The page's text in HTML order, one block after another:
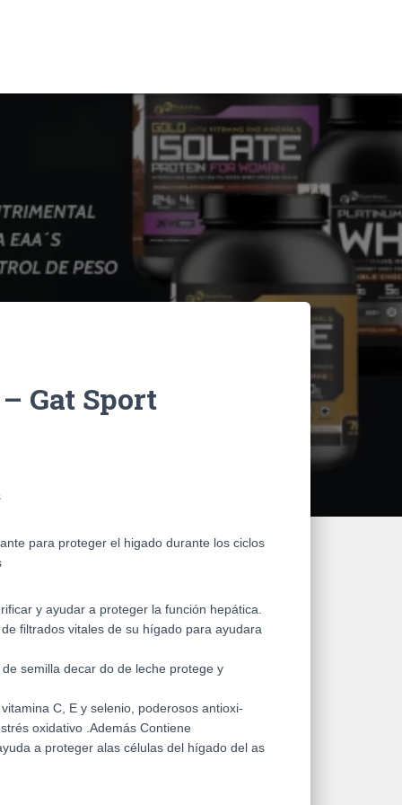
Gat Sport
para proteger el higado durante los ciclos
y ayudar a proteger la función hepática.
filtrados vitales de su hígado para ayudara
semilla decar do de leche protege y
C, E y selenio, poderosos antioxi-
oxidativo .Además Contiene
a proteger alas células del hígado del as